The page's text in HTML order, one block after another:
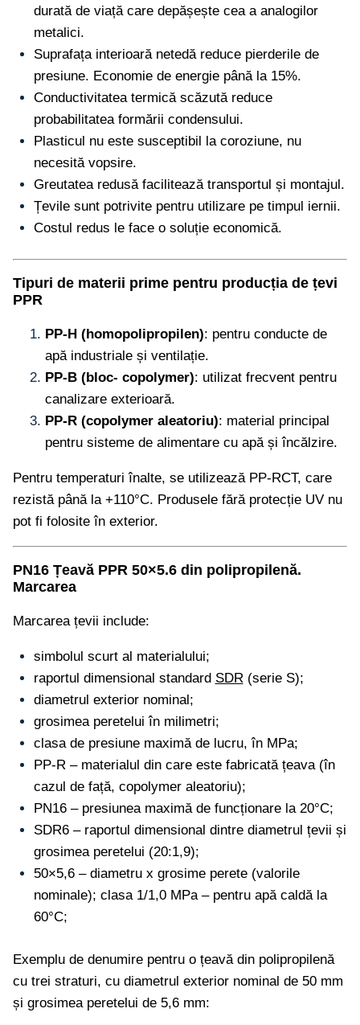
durată de viață care depășește cea a analogilor
metalici.
Suprafața interioară netedă reduce pierderile de
presiune. Economie de energie până la 15%.
Conductivitatea termică scăzută reduce
probabilitatea formării condensului.
Plasticul nu este susceptibil la coroziune, nu
necesită vopsire.
Greutatea redusă facilitează transportul și montajul.
Țevile sunt potrivite pentru utilizare pe timpul iernii.
Costul redus le face o soluție economică.
Tipuri de materii prime pentru producția de țevi
PPR
PP-H (homopolipropilen): pentru conducte de
apă industriale și ventilație.
PP-B (bloc- copolymer): utilizat frecvent pentru
canalizare exterioară.
PP-R (copolymer aleatoriu): material principal
pentru sisteme de alimentare cu apă și încălzire.
Pentru temperaturi înalte, se utilizează PP-RCT, care
rezistă până la +110°C. Produsele fără protecție UV nu
pot fi folosite în exterior.
PN16 Țeavă PPR 50×5.6 din polipropilenă.
Marcarea
Marcarea țevii include:
simbolul scurt al materialului;
raportul dimensional standard SDR(serie S);
diametrul exterior nominal;
grosimea peretelui în milimetri;
clasa de presiune maximă de lucru, în MPa;
PP-R – materialul din care este fabricată țeava (în
cazul de față, copolymer aleatoriu);
PN16 – presiunea maximă de funcționare la 20°C;
SDR6 – raportul dimensional dintre diametrul țevii și
grosimea peretelui (20:1,9);
50×5,6 – diametru x grosime perete (valorile
nominale); clasa 1/1,0 MPa – pentru apă caldă la
60°C;
Exemplu de denumire pentru o țeavă din polipropilenă
cu trei straturi, cu diametrul exterior nominal de 50 mm
și grosimea peretelui de 5,6 mm: